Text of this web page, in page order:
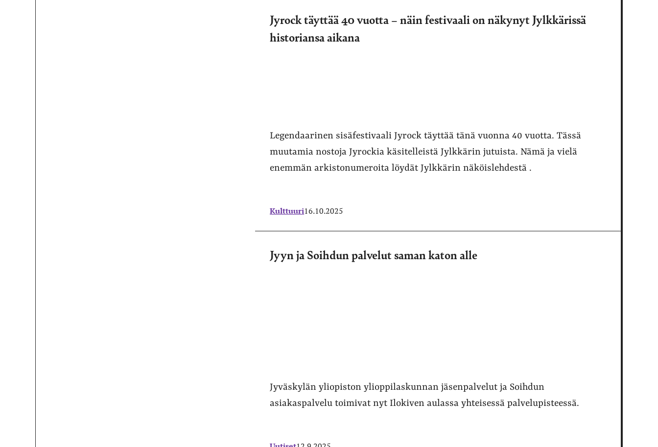
Jyrock täyttää 40 vuotta – näin festivaali on näkynyt Jylkkärissä
historiansa aikana
Legendaarinen sisäfestivaali Jyrock täyttää tänä vuonna 40 vuotta. Tässä
muutamia nostoja Jyrockia käsitelleistä Jylkkärin jutuista. Nämä ja vielä
enemmän arkistonumeroita löydät Jylkkärin näköislehdestä .
Kulttuuri16.10.2025
Jyyn ja Soihdun palvelut saman katon alle
Jyväskylän yliopiston ylioppilaskunnan jäsenpalvelut ja Soihdun
asiakaspalvelu toimivat nyt Ilokiven aulassa yhteisessä palvelupisteessä.